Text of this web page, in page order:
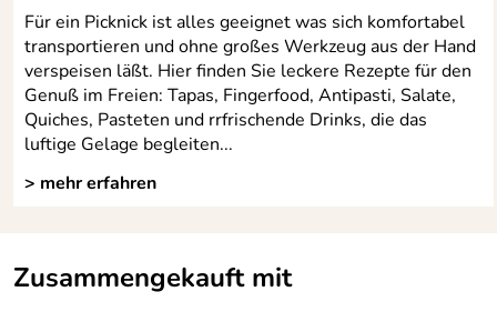
Für ein Picknick ist alles geeignet was sich komfortabel
transportieren und ohne großes Werkzeug aus der Hand
verspeisen läßt. Hier finden Sie leckere Rezepte für den
Genuß im Freien: Tapas, Fingerfood, Antipasti, Salate,
Quiches, Pasteten und rrfrischende Drinks, die das
luftige Gelage begleiten...
> mehr erfahren
Zusammengekauft mit